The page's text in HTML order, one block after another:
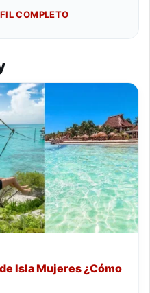
COMPLETO
Isla Mujeres ¿Cómo